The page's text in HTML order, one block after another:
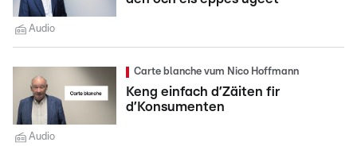
Audio
Carte blanche vum Nico Hoffmann
Keng einfach d’Zäiten fir
d’Konsumenten
Audio